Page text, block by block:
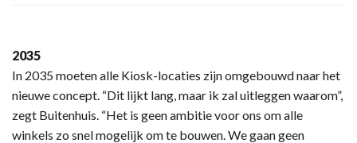
2035
In 2035 moeten alle Kiosk-locaties zijn omgebouwd naar het
nieuwe concept. “Dit lijkt lang, maar ik zal uitleggen waarom”,
zegt Buitenhuis. “Het is geen ambitie voor ons om alle
winkels zo snel mogelijk om te bouwen. We gaan geen